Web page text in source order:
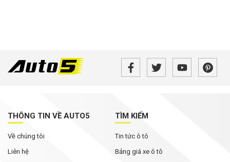
THÔNG TIN VỀ AUTO5
Về chúng tôi
Liên hệ
TÌM KIẾM
Tin tức ô tô
Bảng giá xe ô tô